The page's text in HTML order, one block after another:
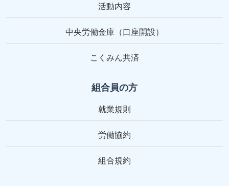
活動内容
中央労働金庫（口座開設）
こくみん共済
組合員の方
就業規則
労働協約
組合規約